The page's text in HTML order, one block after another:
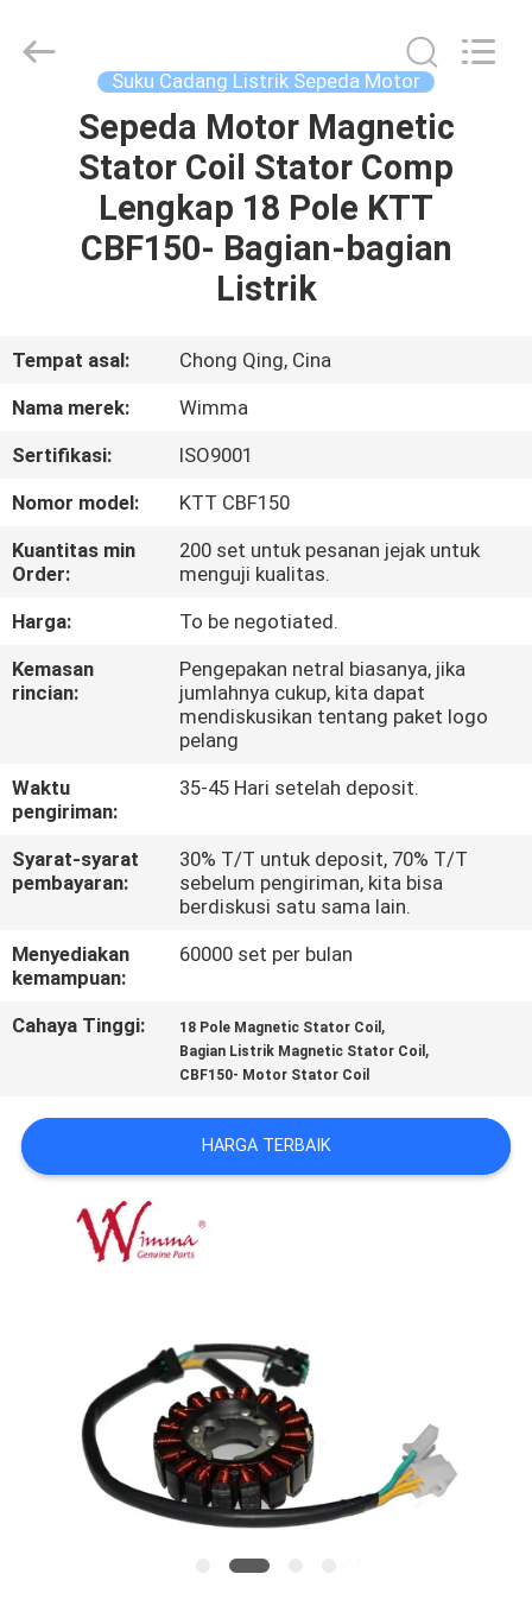
RUMAH
PRODUK
TENTANG
KAMI
TUR
PABRIK
KONTROL
KUALITAS
BERITA
MINTA
KUTIPAN
PETA
KEBIJAKAN
Spare
Parts
Suku Cadang Listrik Sepeda Motor
Sepeda Motor Magnetic
Stator Coil Stator Comp
Lengkap 18 Pole KTT
CBF150- Bagian-bagian
Listrik
Tempat asal:
Chong Qing, Cina
Nama merek:
Wimma
Sertifikasi:
ISO9001
Nomor model:
KTT CBF150
Kuantitas min
Order:
200 set untuk pesanan jejak untuk
menguji kualitas.
Harga:
To be negotiated.
Kemasan
rincian:
Pengepakan netral biasanya, jika
jumlahnya cukup, kita dapat
mendiskusikan tentang paket logo
pelang
Waktu
pengiriman:
35-45 Hari setelah deposit.
Syarat-syarat
pembayaran:
30% T/T untuk deposit, 70% T/T
sebelum pengiriman, kita bisa
berdiskusi satu sama lain.
Menyediakan
kemampuan:
60000 set per bulan
Cahaya Tinggi: 18 Pole Magnetic Stator Coil ,
Bagian Listrik Magnetic Stator Coil ,
CBF150- Motor Stator Coil
HARGA TERBAIK